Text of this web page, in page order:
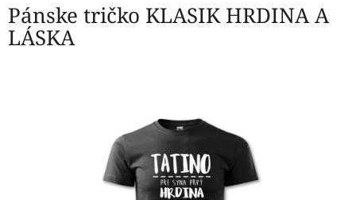
Pánske tričko KLASIK HRDINA A
LÁSKA